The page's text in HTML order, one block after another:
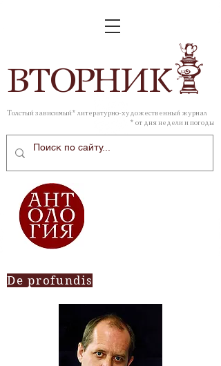
ВТОРНИК
Толстый зависимый* литературно-художественный журнал
* от дня недели и погоды
De profundis